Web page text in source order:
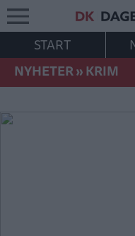
START
NYHETER»KRIM